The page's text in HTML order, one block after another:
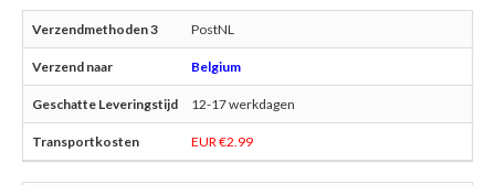
PostNL
Belgium
12-17 werkdagen
EUR €2.99